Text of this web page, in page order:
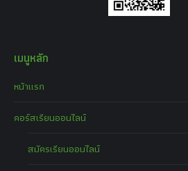
เมนูหลัก
หน้าแรก
คอร์สเรียนออนไลน์
สมัครเรียนออนไลน์